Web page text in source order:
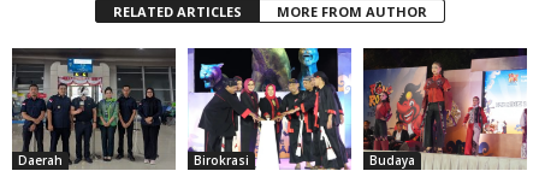
RELATED ARTICLES MORE FROM AUTHOR
Daerah Birokrasi Budaya